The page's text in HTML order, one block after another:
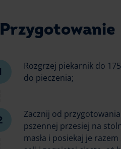
Przygotowanie
Rozgrzej piekarnik do
do pieczenia;
Zacznij od
pszennej przesiej na
masła i posiekaj je